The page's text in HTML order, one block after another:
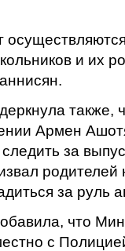
и их
также,
Армен
за
родителей
за руль
что
с